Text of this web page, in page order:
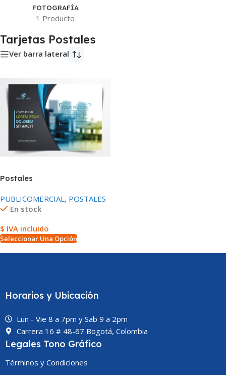
FOTOGRAFÍA
1 Producto
Tarjetas Postales
Ver barra lateral
Postales
PUBLICOMERCIAL, POSTALES
En stock
$ IVA incluido
Seleccionar Una Opción
Horarios y Ubicación
Lun - Vie 8 a 7pm y Sab 9 a 2pm
Carrera 16 # 48-67 Bogotá, Colombia
Legales Tono Gráfico
Términos y Condiciones